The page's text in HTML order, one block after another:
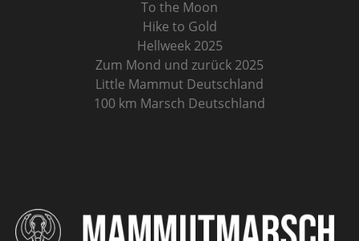
To the Moon
Hike to Gold
Hellweek 2025
Zum Mond und zurück 2025
Little Mammut Deutschland
100 km Marsch Deutschland